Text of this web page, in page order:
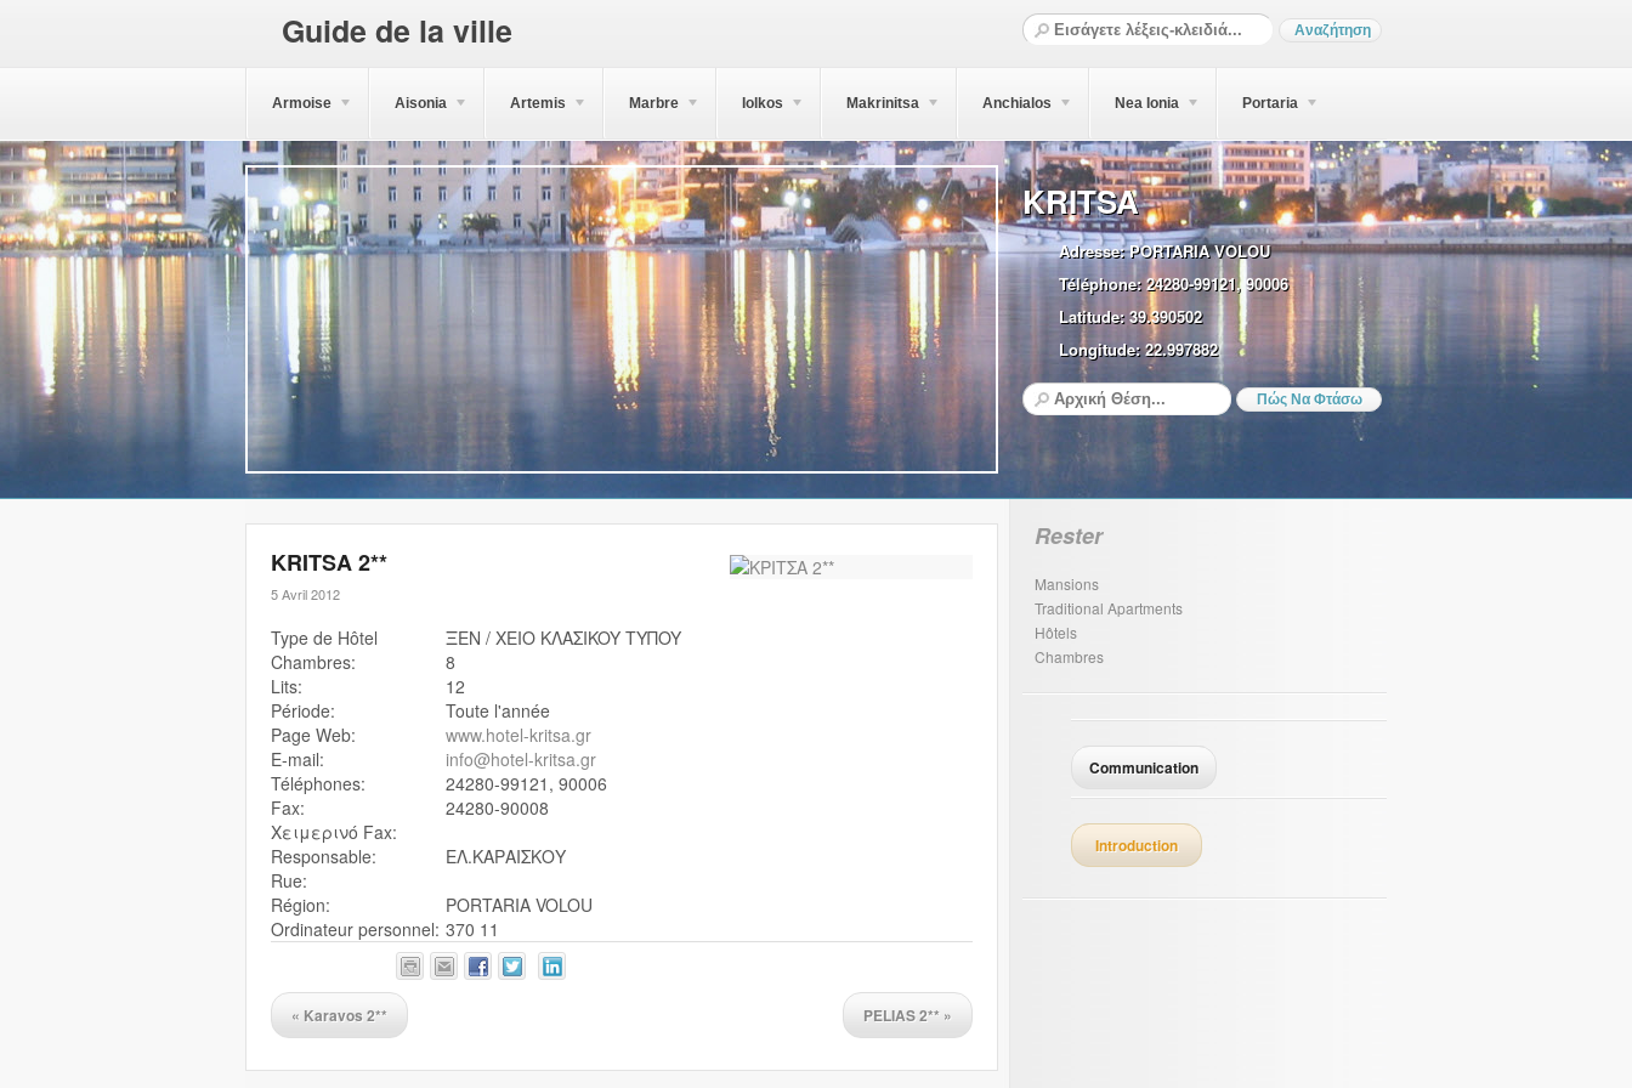
Guide de la ville
Armoise Aisonia Artemis Marbre Iolkos Makrinitsa Anchialos Nea Ionia Portaria
KRITSA
Adresse:PORTARIA VOLOU
Téléphone:24280-99121, 90006
Latitude:39.390502
Longitude:22.997882
KRITSA 2**
5 Avril 2012
Type de Hôtel
ΞEN / XEIO KΛAΣIKOY TYΠOY
Chambres:
8
Lits:
12
Période:
Toute l'année
Page Web:
www.hotel-kritsa.gr
E-mail:
info@hotel-kritsa.gr
Téléphones:
24280-99121, 90006
Fax:
24280-90008
Χειμερινό Fax:
Responsable:
ΕΛ.ΚΑΡΑΙΣΚΟΥ
Rue:
Région:
PORTARIA VOLOU
Ordinateur personnel: 370 11
« Karavos 2** PELIAS 2** »
Rester
Mansions
Traditional Apartments
Hôtels
Chambres
Communication
Introduction